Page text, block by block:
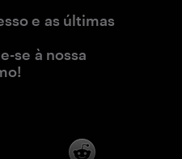
e as últimas
se à nossa